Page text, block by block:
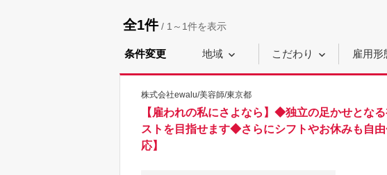
全1件/ 1～1件を表示
条件変更 地域 こだわり 雇用形
株式会社ewalu/美容師/東京都
【雇われの私にさよなら】◆独立の足かせとな
ストを目指せます◆さらにシフトやお休みも自
応】